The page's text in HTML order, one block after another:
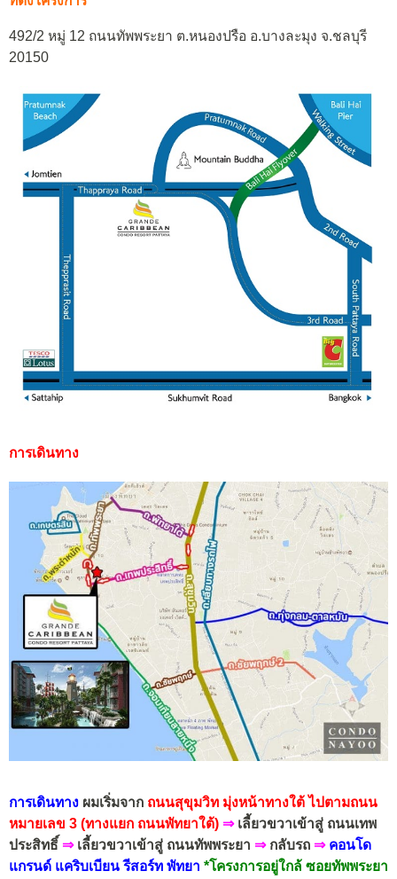
492/2 หมู่ 12 ถนนทัพพระยา ต.หนองปรือ อ.บางละมุง จ.ชลบุรี
20150
การเดินทาง
การเดินทาง ผมเริ่มจาก ถนนสุขุมวิท มุ่งหน้าทางใต้ไปตามถนน
หมายเลข 3 (ทางแยก ถนนพัทยาใต้) ⇒ เลี้ยวขวาเข้าสู่ ถนนเทพ
ประสิทธิ์ ⇒เลี้ยวขวาเข้าสู่ ถนนทัพพระยา ⇒กลับรถ ⇒ คอนโด
แกรนด์ แคริบเบียน รีสอร์ท พัทยา *โครงการอยู่ใกล้ ซอยทัพพระยา